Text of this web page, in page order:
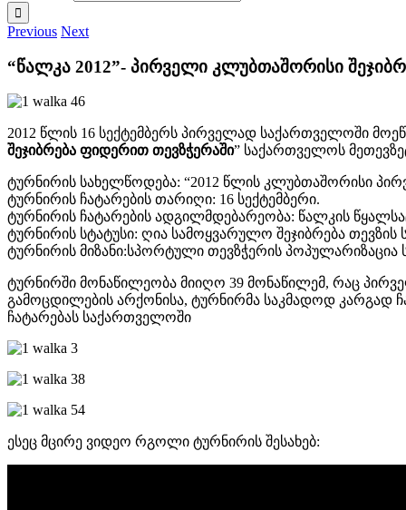
Previous Next
“წალკა 2012”- პირველი კლუბთაშორისი
2012 წლის 16 სექტემბერს პირველად საქართველოში
შეჯიბრება ფიდერით თევზჭერაში” საქართველოს
ტურნირის სახელწოდება: “2012 წლის კლუბთაშორისი
ტურნირის ჩატარების თარიღი: 16 სექტემბერი.
ტურნირის ჩატარების ადგილმდებარეობა: წალკის
ტურნირის სტატუსი: ღია სამოყვარულო შეჯიბრება
ტურნირის მიზანი:სპორტული თევზჭერის
ტურნირში მონაწილეობა მიიღო 39 მონაწილემ, რაც
გამოცდილების არქონისა, ტურნირმა საკმადოდ კარგად
ჩატარებას საქართველოში
ესეც მცირე ვიდეო რგოლი ტურნირის შესახებ: